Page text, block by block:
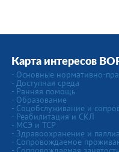
Карта интересов
- Основные нормативно-
- Доступная среда
- Ранняя помощь
- Образование
- Соцобслуживание и
- Реабилитация и СКЛ
- МСЭ и ТСР
- Здравоохранение и
- Сопровождаемое